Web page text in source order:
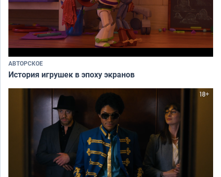
АВТОРСКОЕ
История игрушек в эпоху экранов